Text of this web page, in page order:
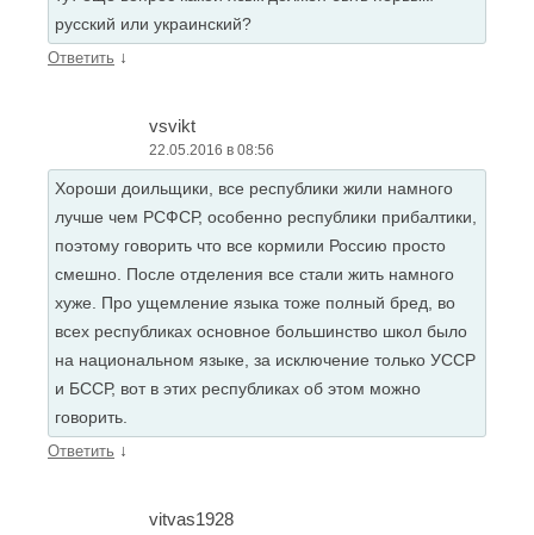
русский или украинский?
Ответить ↓
vsvikt
22.05.2016 в 08:56
Хороши доильщики, все республики жили намного
лучше чем РСФСР, особенно республики прибалтики,
поэтому говорить что все кормили Россию просто
смешно. После отделения все стали жить намного
хуже. Про ущемление языка тоже полный бред, во
всех республиках основное большинство школ было
на национальном языке, за исключение только УССР
и БССР, вот в этих республиках об этом можно
говорить.
Ответить ↓
vitvas1928